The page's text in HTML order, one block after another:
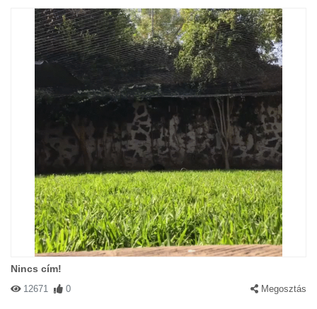
Nincs cím!
12671 0 Megosztás